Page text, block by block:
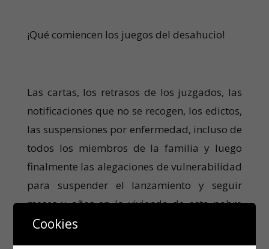
¡Qué comiencen los juegos del desahucio!
Las cartas, los retrasos de los juzgados, las
notificaciones que no se recogen, los edictos,
las suspensiones por enfermedad, incluso de
todos los miembros de la familia y luego
finalmente las alegaciones de vulnerabilidad
para suspender el lanzamiento y seguir
meses y años en la vivienda de esta pobre
mujer, en la propiedad de una señora que
Cookies